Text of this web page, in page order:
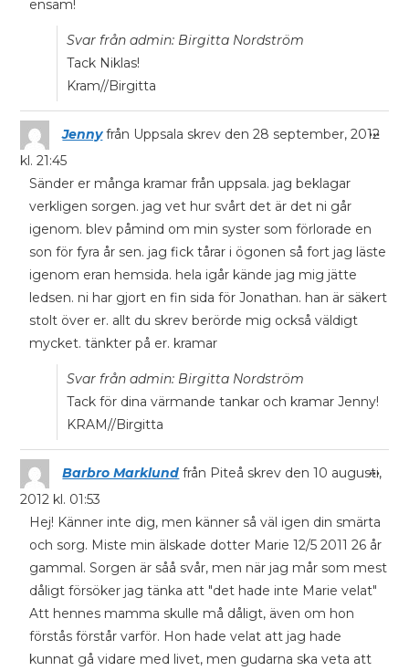
ensam!
Svar från admin: Birgitta Nordström
Tack Niklas!
Kram//Birgitta
Jenny från Uppsala skrev den 28 september, 2012
kl. 21:45
Sänder er många kramar från uppsala. jag beklagar
verkligen sorgen. jag vet hur svårt det är det ni går
igenom. blev påmind om min syster som förlorade en
son för fyra år sen. jag fick tårar i ögonen så fort jag läste
igenom eran hemsida. hela igår kände jag mig jätte
ledsen. ni har gjort en fin sida för Jonathan. han är säkert
stolt över er. allt du skrev berörde mig också väldigt
mycket. tänkter på er. kramar
Svar från admin: Birgitta Nordström
Tack för dina värmande tankar och kramar Jenny!
KRAM//Birgitta
...
Barbro Marklund från Piteå skrev den 10 augusti,
2012 kl. 01:53
Hej! Känner inte dig, men känner så väl igen din smärta
och sorg. Miste min älskade dotter Marie 12/5 2011 26 år
gammal. Sorgen är såå svår, men när jag mår som mest
dåligt försöker jag tänka att "det hade inte Marie velat"
Att hennes mamma skulle må dåligt, även om hon
förstås förstår varför. Hon hade velat att jag hade
kunnat gå vidare med livet, men gudarna ska veta att
...